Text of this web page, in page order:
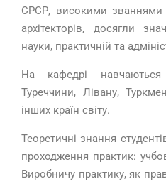
СРСР, високими званнями
архітекторів, досягли
науки, практичній та
На кафедрі
Туреччини, Лівану,
інших країн світу.
Теоретичні знання
проходження практик:
Виробничу практику, як